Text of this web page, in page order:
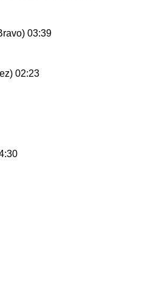
03:39
02:23